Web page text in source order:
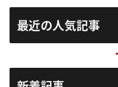
最近の人気記事